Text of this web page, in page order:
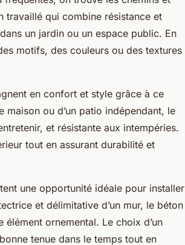
travaillé qui combine résistance et
un jardin ou un espace public. En
motifs, des couleurs ou des textures
en confort et style grâce à ce
maison ou d’un patio indépendant, le
et résistante aux intempéries.
tout en assurant durabilité et
une opportunité idéale pour installer
et délimitative d’un mur, le béton
ornemental. Le choix d’un
tenue dans le temps tout en